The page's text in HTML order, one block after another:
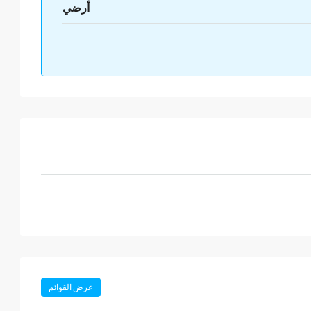
أرضي
عرض القوائم